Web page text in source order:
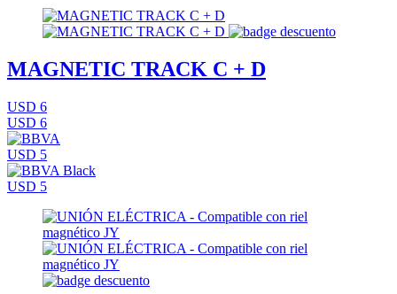
MAGNETIC TRACK C + D
USD 6
USD 6
USD 5
USD 5